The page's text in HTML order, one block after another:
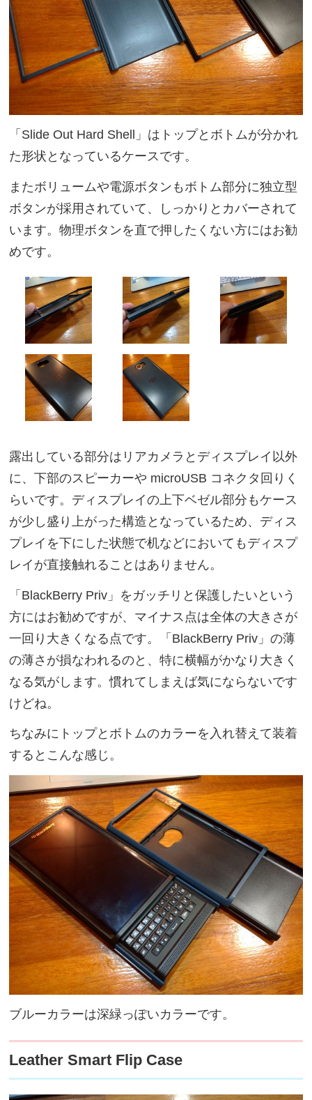
「Slide Out Hard Shell」はトップとボトムが分かれ
た形状となっているケースです。
またボリュームや電源ボタンもボトム部分に独立型
ボタンが採用されていて、しっかりとカバーされて
います。物理ボタンを直で押したくない方にはお勧
めです。
露出している部分はリアカメラとディスプレイ以外
に、下部のスピーカーや microUSB コネクタ回りく
らいです。ディスプレイの上下ベゼル部分もケース
が少し盛り上がった構造となっているため、ディス
プレイを下にした状態で机などにおいてもディスプ
レイが直接触れることはありません。
「BlackBerry Priv」をガッチリと保護したいという
方にはお勧めですが、マイナス点は全体の大きさが
一回り大きくなる点です。「BlackBerry Priv」の薄
の薄さが損なわれるのと、特に横幅がかなり大きく
なる気がします。慣れてしまえば気にならないです
けどね。
ちなみにトップとボトムのカラーを入れ替えて装着
するとこんな感じ。
ブルーカラーは深緑っぽいカラーです。
Leather Smart Flip Case